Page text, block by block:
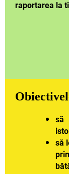
raportarea la
să
să